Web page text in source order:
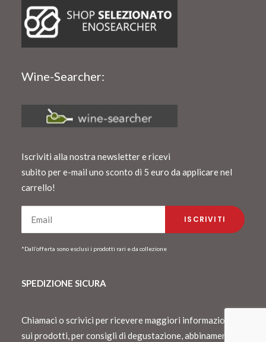
Wine-Searcher:
Iscriviti alla nostra newsletter e ricevi
subito per e-mail uno sconto di 5 euro da applicare nel
carrello!
*Dall’offerta sono esclusi i prodotti rari e da collezione
SPEDIZIONE SICURA
Chiamaci o scrivici per ricevere maggiori informazioni
sui prodotti, per consigli di degustazione, abbinamento o